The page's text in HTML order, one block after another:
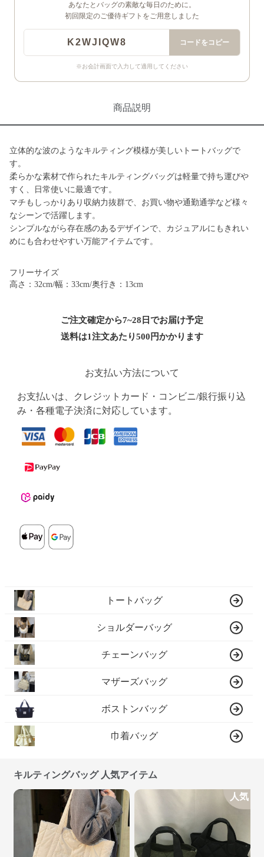
あなたとバッグの素敵な毎日のために。
初回限定のご優待ギフトをご用意しました
K2WJIQW8 コードをコピー
※お会計画面で入力して適用してください
商品説明
立体的な波のようなキルティング模様が美しいトートバッグで
す。
柔らかな素材で作られたキルティングバッグは軽量で持ち運びや
すく、日常使いに最適です。
マチもしっかりあり収納力抜群で、お買い物や通勤通学など様々
なシーンで活躍します。
シンプルながら存在感のあるデザインで、カジュアルにもきれい
めにも合わせやすい万能アイテムです。
フリーサイズ
高さ：32cm/幅：33cm/奥行き：13cm
ご注文確定から7~28日でお届け予定
送料は1注文あたり500 円かかります
お支払い方法について
お支払いは、クレジットカード・コンビニ/銀行振り込
み・各種電子決済に対応しています。
トートバッグ
ショルダーバッグ
チェーンバッグ
マザーズバッグ
ボストンバッグ
巾着バッグ
キルティングバッグ 人気アイテム
人気